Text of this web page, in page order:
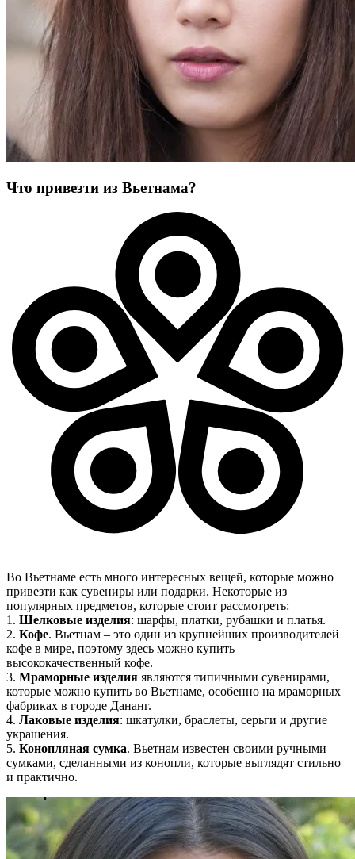
Что привезти из Вьетнама?
Во Вьетнаме есть много интересных вещей, которые можно
привезти как сувениры или подарки. Некоторые из
популярных предметов, которые стоит рассмотреть:
1. Шелковые изделия: шарфы, платки, рубашки и платья.
2. Кофе. Вьетнам – это один из крупнейших производителей
кофе в мире, поэтому здесь можно купить
высококачественный кофе.
3. Мраморные изделия являются типичными сувенирами,
которые можно купить во Вьетнаме, особенно на мраморных
фабриках в городе Дананг.
4. Лаковые изделия: шкатулки, браслеты, серьги и другие
украшения.
5. Конопляная сумка. Вьетнам известен своими ручными
сумками, сделанными из конопли, которые выглядят стильно
и практично.